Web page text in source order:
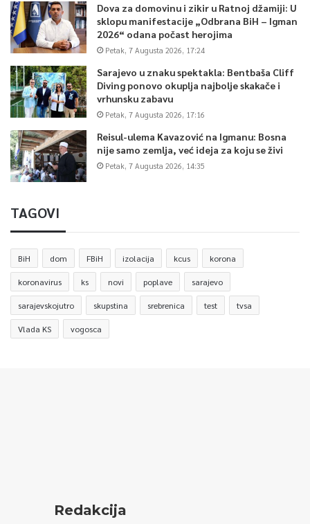
Dova za domovinu i zikir u Ratnoj džamiji: U
sklopu manifestacije „Odbrana BiH – Igman
2026“ odana počast herojima
Petak, 7 Augusta 2026, 17:24
Sarajevo u znaku spektakla: Bentbaša Cliff
Diving ponovo okuplja najbolje skakače i
vrhunsku zabavu
Petak, 7 Augusta 2026, 17:16
Reisul-ulema Kavazović na Igmanu: Bosna
nije samo zemlja, već ideja za koju se živi
Petak, 7 Augusta 2026, 14:35
TAGOVI
BiH dom FBiH izolacija kcus korona
koronavirus ks novi poplave sarajevo
sarajevskojutro skupstina srebrenica test tvsa
Vlada KS vogosca
Redakcija